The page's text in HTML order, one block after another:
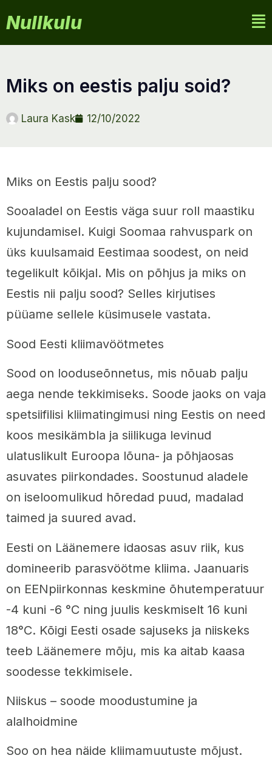
Nullkulu
miks on eestis palju soid?
Laura Kask 12/10/2022
Miks on Eestis palju sood?
Sooaladel on Eestis väga suur roll maastiku
kujundamisel. Kuigi Soomaa rahvuspark on
üks kuulsamaid Eestimaa soodest, on neid
tegelikult kõikjal. Mis on põhjus ja miks on
Eestis nii palju sood? Selles kirjutises
püüame sellele küsimusele vastata.
Sood Eesti kliimavöötmetes
Sood on looduseõnnetus, mis nõuab palju
aega nende tekkimiseks. Soode jaoks on vaja
spetsiifilisi kliimatingimusi ning Eestis on need
koos mesikämbla ja siilikuga levinud
ulatuslikult Euroopa lõuna- ja põhjaosas
asuvates piirkondades. Soostunud aladele
on iseloomulikud hõredad puud, madalad
taimed ja suured avad.
Eesti on Läänemere idaosas asuv riik, kus
domineerib parasvöötme kliima. Jaanuaris
on EENpiirkonnas keskmine õhutemperatuur
-4 kuni -6 °C ning juulis keskmiselt 16 kuni
18°C. Kõigi Eesti osade sajuseks ja niiskeks
teeb Läänemere mõju, mis ka aitab kaasa
soodesse tekkimisele.
Niiskus – soode moodustumine ja
alalhoidmine
Soo on hea näide kliimamuutuste mõjust.